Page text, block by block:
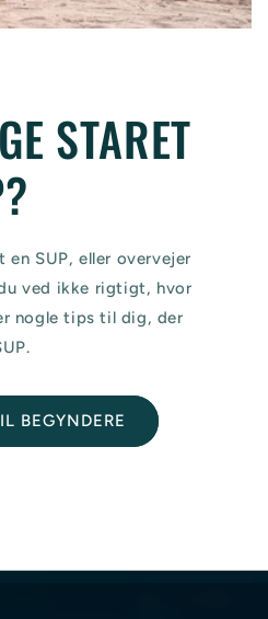
STARET
SUP, eller overvejer
ved ikke rigtigt, hvor
nogle tips til dig, der
BEGYNDERE